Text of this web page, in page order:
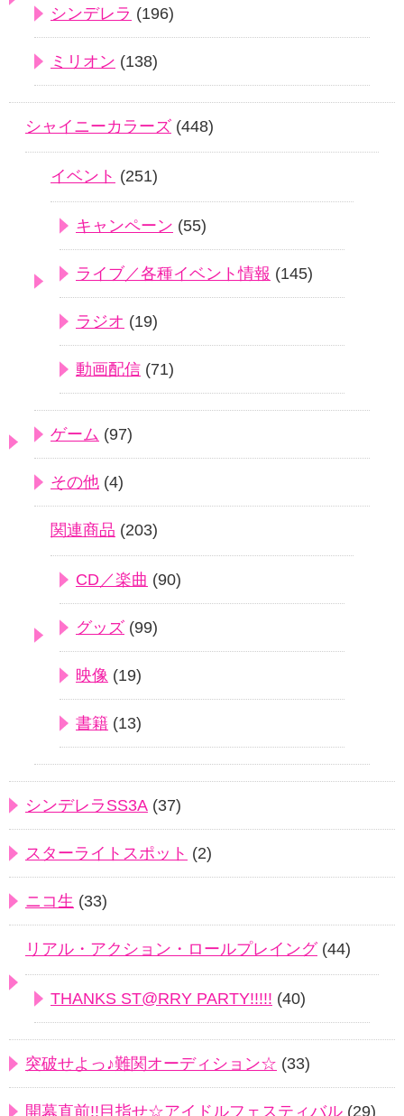
シンデレラ (196)
ミリオン (138)
シャイニーカラーズ (448)
イベント (251)
キャンペーン (55)
ライブ／各種イベント情報 (145)
ラジオ (19)
動画配信 (71)
ゲーム (97)
その他 (4)
関連商品 (203)
CD／楽曲 (90)
グッズ (99)
映像 (19)
書籍 (13)
シンデレラSS3A (37)
スターライトスポット (2)
ニコ生 (33)
リアル・アクション・ロールプレイング(44)
THANKS ST@RRY PARTY!!!!! (40)
突破せよっ♪難関オーディション☆ (33)
開幕直前!!目指せ☆アイドルフェスティバル (29)